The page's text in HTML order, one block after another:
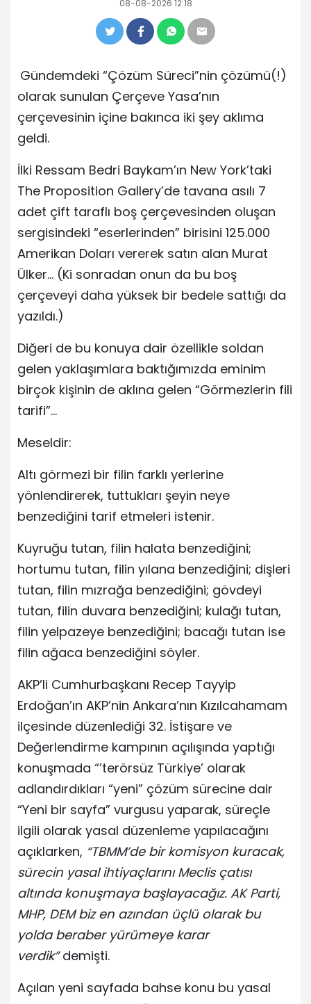
08-08-2026 12:18
Gündemdeki “Çözüm Süreci”nin çözümü(!)
olarak sunulan Çerçeve Yasa’nın
çerçevesinin içine bakınca iki şey aklıma
geldi.
İlki Ressam Bedri Baykam’ın New York’taki
The Proposition Gallery’de tavana asılı 7
adet çift taraflı boş çerçevesinden oluşan
sergisindeki “eserlerinden” birisini 125.000
Amerikan Doları vererek satın alan Murat
Ülker… (Ki sonradan onun da bu boş
çerçeveyi daha yüksek bir bedele sattığı da
yazıldı.)
Diğeri de bu konuya dair özellikle soldan
gelen yaklaşımlara baktığımızda eminim
birçok kişinin de aklına gelen “Görmezlerin fili
tarifi”…
Meseldir:
Altı görmezi bir filin farklı yerlerine
yönlendirerek, tuttukları şeyin neye
benzediğini tarif etmeleri istenir.
Kuyruğu tutan, filin halata benzediğini;
hortumu tutan, filin yılana benzediğini; dişleri
tutan, filin mızrağa benzediğini; gövdeyi
tutan, filin duvara benzediğini; kulağı tutan,
filin yelpazeye benzediğini; bacağı tutan ise
filin ağaca benzediğini söyler.
AKP’li Cumhurbaşkanı Recep Tayyip
Erdoğan’ın AKP’nin Ankara’nın Kızılcahamam
ilçesinde düzenlediği 32. İstişare ve
Değerlendirme kampının açılışında yaptığı
konuşmada “’terörsüz Türkiye’ olarak
adlandırdıkları “yeni” çözüm sürecine dair
“Yeni bir sayfa” vurgusu yaparak, süreçle
ilgili olarak yasal düzenleme yapılacağını
açıklarken, “TBMM’de bir komisyon kuracak,
sürecin yasal ihtiyaçlarını Meclis çatısı
altında konuşmaya başlayacağız. AK Parti,
MHP, DEM biz en azından üçlü olarak bu
yolda beraber yürümeye karar
verdik”demişti.
Açılan yeni sayfada bahse konu bu yasal